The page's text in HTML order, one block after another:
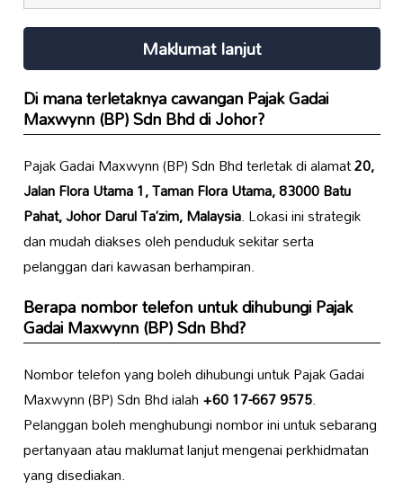
Maklumat lanjut
Di mana terletaknya cawangan Pajak Gadai
Maxwynn (BP) Sdn Bhd di Johor?
Pajak Gadai Maxwynn (BP) Sdn Bhd terletak di alamat20,
Jalan Flora Utama 1, Taman Flora Utama, 83000 Batu
Pahat, Johor Darul Ta’zim, Malaysia. Lokasi ini strategik
dan mudah diakses oleh penduduk sekitar serta
pelanggan dari kawasan berhampiran.
Berapa nombor telefon untuk dihubungi Pajak
Gadai Maxwynn (BP) Sdn Bhd?
Nombor telefon yang boleh dihubungi untuk Pajak Gadai
Maxwynn (BP) Sdn Bhd ialah+60 17-667 9575.
Pelanggan boleh menghubungi nombor ini untuk sebarang
pertanyaan atau maklumat lanjut mengenai perkhidmatan
yang disediakan.